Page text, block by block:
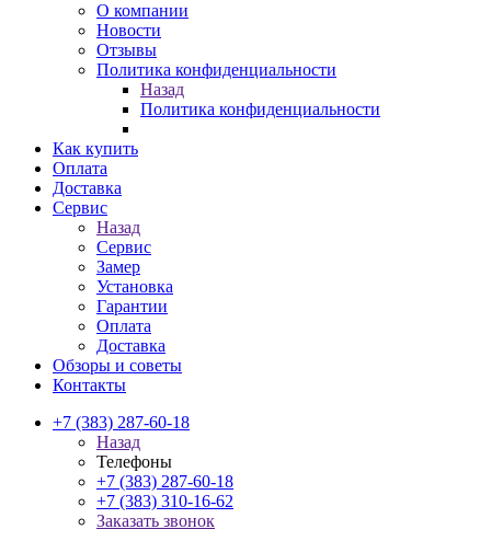
О компании
Новости
Отзывы
Политика конфиденциальности
Назад
Политика конфиденциальности
Как купить
Оплата
Доставка
Сервис
Назад
Сервис
Замер
Установка
Гарантии
Оплата
Доставка
Обзоры и советы
Контакты
+7 (383) 287-60-18
Назад
Телефоны
+7 (383) 287-60-18
+7 (383) 310-16-62
Заказать звонок